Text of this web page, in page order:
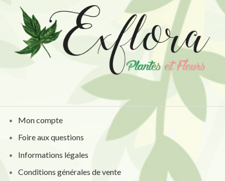
Mon compte
Foire aux questions
Informations légales
Conditions générales de vente